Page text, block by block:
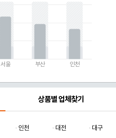
서울 부산 인천
상품별 업체찾기
인천 대전
대구